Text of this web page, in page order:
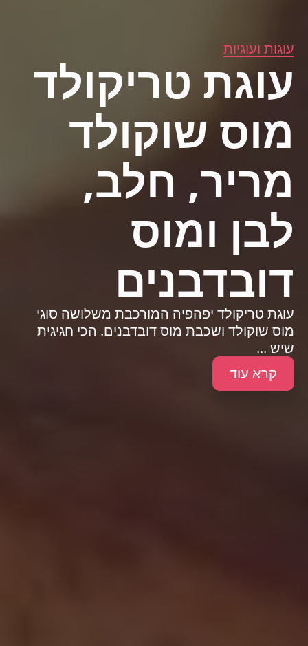
עוגות ועוגיות
עוגת טריקולד
מוס שוקולד
מריר, חלב,
לבן ומוס
דובדבנים
עוגת טריקולד יפהפיה המורכבת משלושה סוגי
מוס שוקולד ושכבת מוס דובדבנים. הכי חגיגית
שיש ...
קרא עוד